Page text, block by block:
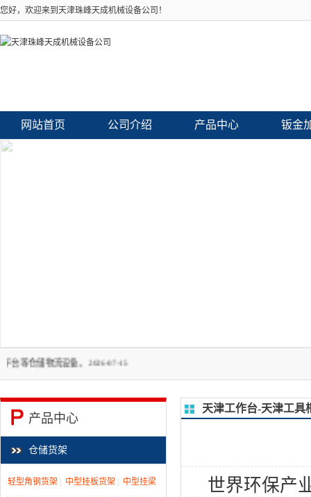
您好，欢迎来到天津珠峰天成机械设备公司！
网站首页 公司介绍 产品中心 钣金
仓储物流设备。 2026-07-15
产品中心
仓储货架
轻型角钢货架 中型挂板货架 中型挂梁
天津工作台-天津工具
世界环保产